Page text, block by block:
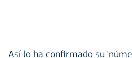
Así lo ha confirmado su